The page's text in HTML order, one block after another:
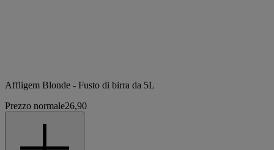
Affligem Blonde - Fusto di birra da 5L
Prezzo normale26,90